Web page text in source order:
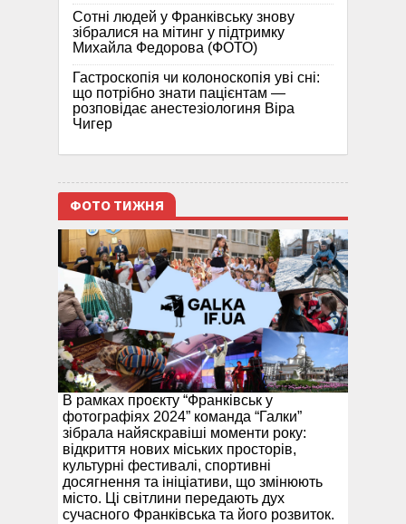
Сотні людей у Франківську знову
зібралися на мітинг у підтримку
Михайла Федорова (ФОТО)
Гастроскопія чи колоноскопія уві сні:
що потрібно знати пацієнтам —
розповідає анестезіологиня Віра
Чигер
ФОТО ТИЖНЯ
В рамках проєкту “Франківськ у
фотографіях 2024” команда “Галки”
зібрала найяскравіші моменти року:
відкриття нових міських просторів,
культурні фестивалі, спортивні
досягнення та ініціативи, що змінюють
місто. Ці світлини передають дух
сучасного Франківська та його розвиток.